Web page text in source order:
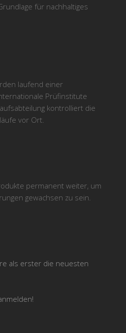
für nachhaltiges
laufend einer
Prüfinstitute
kontrolliert die
vor Ort.
permanent weiter, um
gewachsen zu sein.
als erster die neuesten